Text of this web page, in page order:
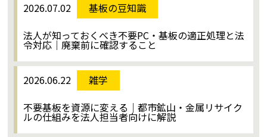
2026.07.02
基板の豆知識
法人が知っておくべき不要PC・基板の適正処理と法
令対応｜廃棄前に確認すること
2026.06.22
雑学
不要基板を資源に変える｜都市鉱山・金属リサイク
ルの仕組みを法人担当者向けに解説